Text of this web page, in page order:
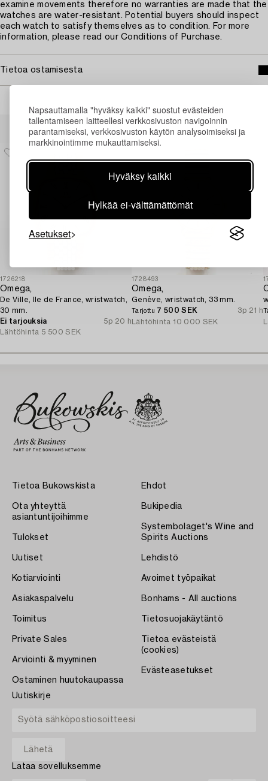
Napsauttamalla "hyväksy kaikki" suostut evästeiden
tallentamiseen laitteellesi verkkosivuston navigoinnin
parantamiseksi, verkkosivuston käytön analysoimiseksi ja
markkinointimme mukauttamiseksi.
Hyväksy kaikki
Hylkää ei-välttämättömät
Asetukset
examine movements therefore no warranties are made that the
watches are water-resistant. Potential buyers should inspect
each watch to satisfy themselves as to condition. For more
information, please read our Conditions of Purchase.
Tietoa ostamisesta
Muiden katsomia kohteita
1726218
Omega,
De Ville, Ile de France, wristwatch,
30 mm.
Ei tarjouksia
5p 20 h
Lähtöhinta 5 500 SEK
1728493
Omega,
Genève, wristwatch, 33 mm.
Tarjottu 7 500 SEK
3p 21 h
Lähtöhinta 10 000 SEK
Tietoa Bukowskista
Ota yhteyttä
asiantuntijoihimme
Tulokset
Uutiset
Kotiarviointi
Asiakaspalvelu
Toimitus
Private Sales
Arviointi & myyminen
Ostaminen huutokaupassa
Ehdot
Bukipedia
Systembolaget's Wine and
Spirits Auctions
Lehdistö
Avoimet työpaikat
Bonhams - All auctions
Tietosuojakäytäntö
Tietoa evästeistä
(cookies)
Evästeasetukset
Uutiskirje
Lataa sovelluksemme